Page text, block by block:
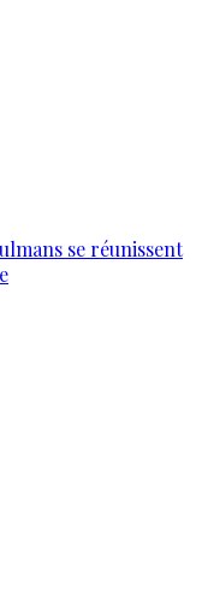
se réunissent